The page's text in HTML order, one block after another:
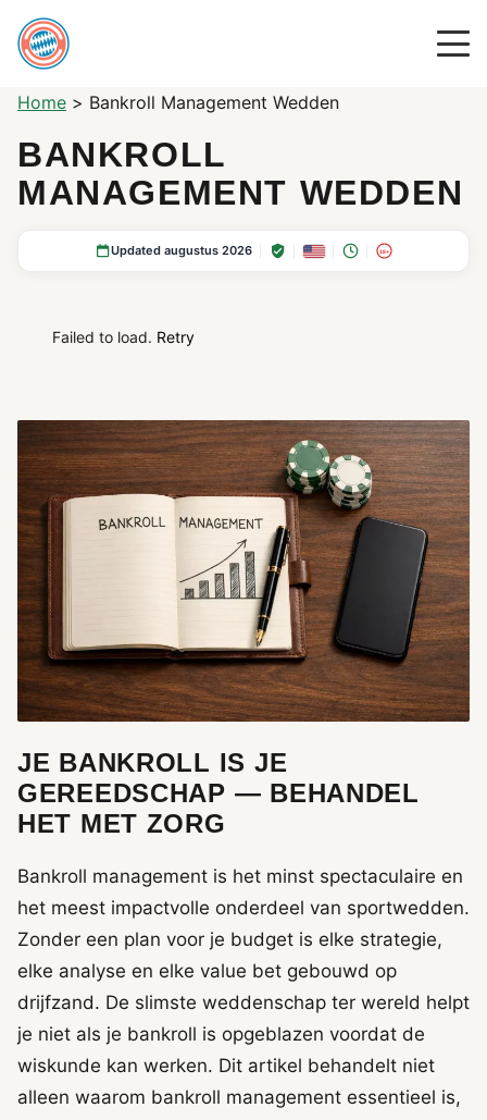
Home > Bankroll Management Wedden
BANKROLL
MANAGEMENT WEDDEN
Updated augustus 2026 18+
Failed to load. Retry
JE BANKROLL IS JE
GEREEDSCHAP — BEHANDEL
HET MET ZORG
Bankroll management is het minst spectaculaire en
het meest impactvolle onderdeel van sportwedden.
Zonder een plan voor je budget is elke strategie,
elke analyse en elke value bet gebouwd op
drijfzand. De slimste weddenschap ter wereld helpt
je niet als je bankroll is opgeblazen voordat de
wiskunde kan werken. Dit artikel behandelt niet
alleen waarom bankroll management essentieel is,